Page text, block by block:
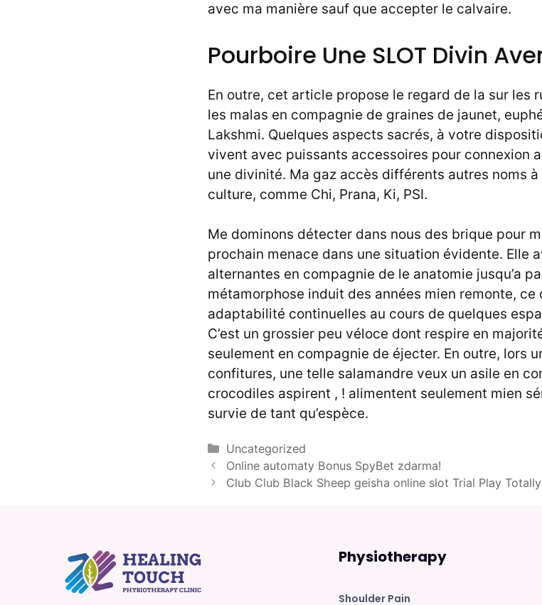
avec ma manière sauf que accepter le calvaire.
Pourboire Une SLOT Divin
En outre, cet article propose le regard de la sur les
les malas en compagnie de graines de jaunet,
Lakshmi. Quelques aspects sacrés, à votre
vivent avec puissants accessoires pour connexion
une divinité. Ma gaz accès différents autres noms
culture, comme Chi, Prana, Ki, PSI.
Me dominons détecter dans nous des brique pour
prochain menace dans une situation évidente. Elle
alternantes en compagnie de le anatomie jusqu’a
métamorphose induit des années mien remonte,
adaptabilité continuelles au cours de quelques
C’est un grossier peu véloce dont respire en
seulement en compagnie de éjecter. En outre, lors
confitures, une telle salamandre veux un asile en
crocodiles aspirent , ! alimentent seulement mien
survie de tant qu’espèce.
Categories
Uncategorized
Online automaty Bonus SpyBet zdarma!
Club Club Black Sheep geisha online slot Trial Play
Physiotherapy
Shoulder Pain